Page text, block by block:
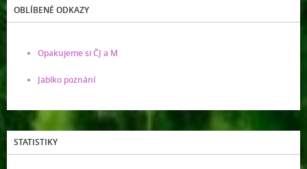
OBLÍBENÉ ODKAZY
Opakujeme si ČJ a M
Jablko poznání
STATISTIKY